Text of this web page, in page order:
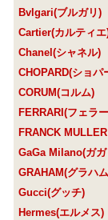
Bvlgari(ブルガリ)
Cartier(カルティエ
Chanel(シャネル)
CHOPARD(ショパ
CORUM(コルム)
FERRARI(フェラ
FRANCK MULLER
GaGa Milano(ガガ
GRAHAM(グラハ
Gucci(グッチ)
Hermes(エルメス)